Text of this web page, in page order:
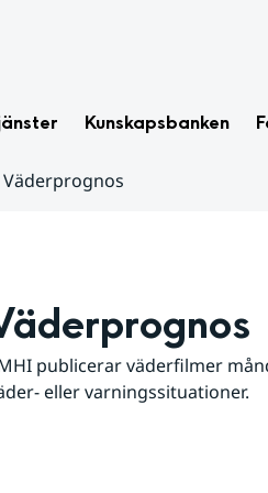
Kunskapsbanken
Väderprognos
publicerar väderfilmer
eller varningssituationer.